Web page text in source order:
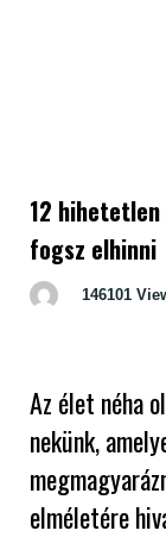
12
fogsz elhinni
146101
Az élet néha
nekünk,
elméletére